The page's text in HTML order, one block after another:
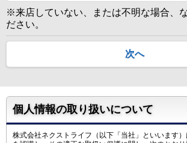
※来店していない、または不明な場合、
ださい。
次へ
個人情報の取り扱いについて
株式会社ネクストライフ（以下「当社」といいます